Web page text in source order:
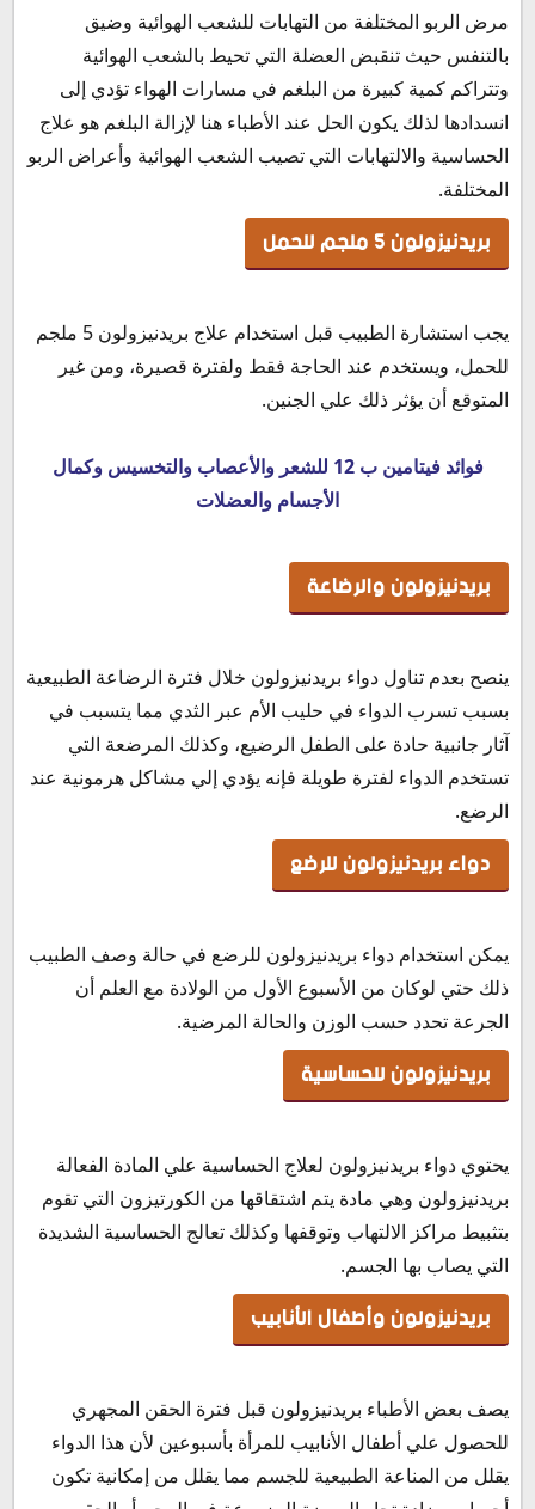
مرض الربو المختلفة من التهابات للشعب الهوائية وضيق
بالتنفس حيث تنقبض العضلة التي تحيط بالشعب الهوائية
وتتراكم كمية كبيرة من البلغم في مسارات الهواء تؤدي إلى
انسدادها لذلك يكون الحل عند الأطباء هنا لإزالة البلغم هو علاج
الحساسية والالتهابات التي تصيب الشعب الهوائية وأعراض الربو
المختلفة.
بريدنيزولون 5 ملجم للحمل
يجب استشارة الطبيب قبل استخدام علاج بريدنيزولون 5 ملجم
للحمل، ويستخدم عند الحاجة فقط ولفترة قصيرة، ومن غير
المتوقع أن يؤثر ذلك علي الجنين.
فوائد فيتامين ب 12 للشعر والأعصاب والتخسيس وكمال
الأجسام والعضلات
بريدنيزولون والرضاعة
ينصح بعدم تناول دواء بريدنيزولون خلال فترة الرضاعة الطبيعية
بسبب تسرب الدواء في حليب الأم عبر الثدي مما يتسبب في
آثار جانبية حادة على الطفل الرضيع، وكذلك المرضعة التي
تستخدم الدواء لفترة طويلة فإنه يؤدي إلي مشاكل هرمونية عند
الرضع.
دواء بريدنيزولون للرضع
يمكن استخدام دواء بريدنيزولون للرضع في حالة وصف الطبيب
ذلك حتي لوكان من الأسبوع الأول من الولادة مع العلم أن
الجرعة تحدد حسب الوزن والحالة المرضية.
بريدنيزولون للحساسية
يحتوي دواء بريدنيزولون لعلاج الحساسية علي المادة الفعالة
بريدنيزولون وهي مادة يتم اشتقاقها من الكورتيزون التي تقوم
بتثبيط مراكز الالتهاب وتوقفها وكذلك تعالج الحساسية الشديدة
التي يصاب بها الجسم.
بريدنيزولون وأطفال الأنابيب
يصف بعض الأطباء بريدنيزولون قبل فترة الحقن المجهري
للحصول علي أطفال الأنابيب للمرأة بأسبوعين لأن هذا الدواء
يقلل من المناعة الطبيعية للجسم مما يقلل من إمكانية تكون